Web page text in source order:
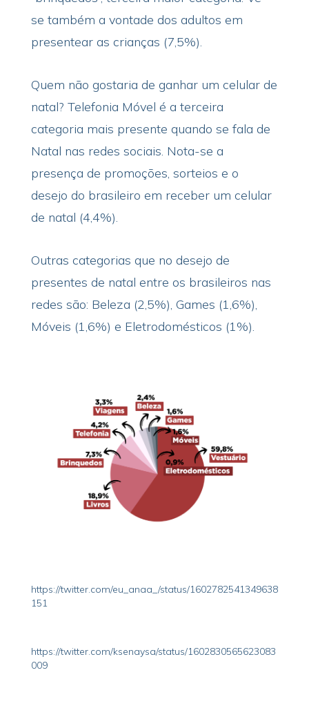
se também a vontade dos adultos em
presentear as crianças (7,5%).
Quem não gostaria de ganhar um celular de
natal? Telefonia Móvel é a terceira
categoria mais presente quando se fala de
Natal nas redes sociais. Nota-se a
presença de promoções, sorteios e o
desejo do brasileiro em receber um celular
de natal (4,4%).
Outras categorias que no desejo de
presentes de natal entre os brasileiros nas
redes são: Beleza (2,5%), Games (1,6%),
Móveis (1,6%) e Eletrodomésticos (1%).
https://twitter.com/eu_anaa_/status/1602782541349638
151
https://twitter.com/ksenaysa/status/1602830565623083
009